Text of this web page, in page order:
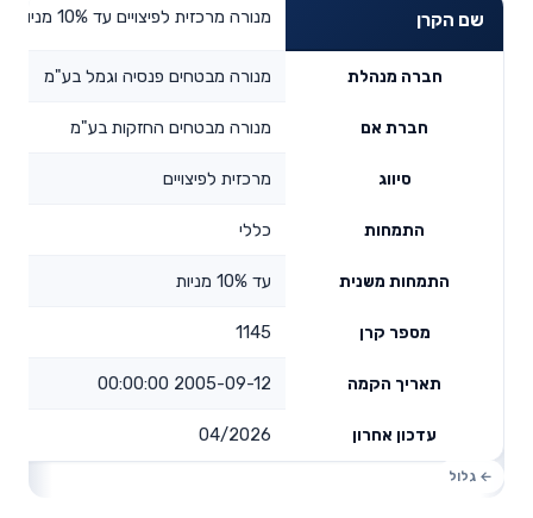
שם הקרן מנורה מרכזית לפיצויים עד 10% מניות
חברה מנהלת מנורה מבטחים פנסיה וגמל בע"מ
חברת אם מנורה מבטחים החזקות בע"מ
סיווג מרכזית לפיצויים
התמחות כללי
התמחות משנית עד 10% מניות
מספר קרן 1145
תאריך הקמה 2005-09-12 00:00:00
עדכון אחרון 04/2026